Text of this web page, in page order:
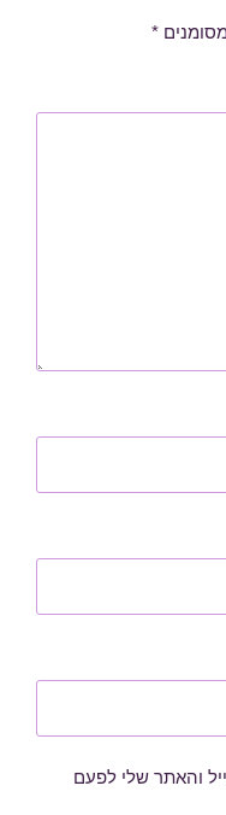
*
והאתר שלי לפעם